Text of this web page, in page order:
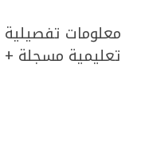
معلومات
تعليمية مسجلة +